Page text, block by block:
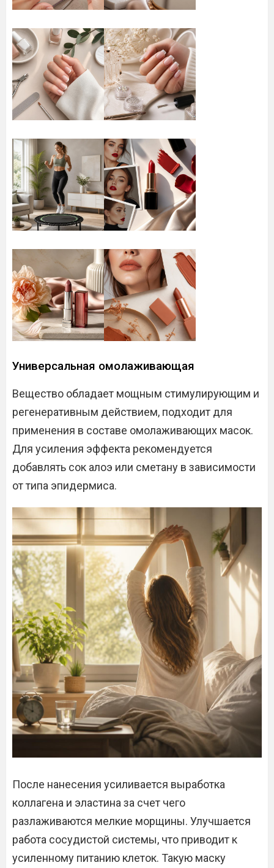
Универсальная омолаживающая
Вещество обладает мощным стимулирующим и
регенеративным действием, подходит для
применения в составе омолаживающих масок.
Для усиления эффекта рекомендуется
добавлять сок алоэ или сметану в зависимости
от типа эпидермиса.
После нанесения усиливается выработка
коллагена и эластина за счет чего
разлаживаются мелкие морщины. Улучшается
работа сосудистой системы, что приводит к
усиленному питанию клеток. Такую маску